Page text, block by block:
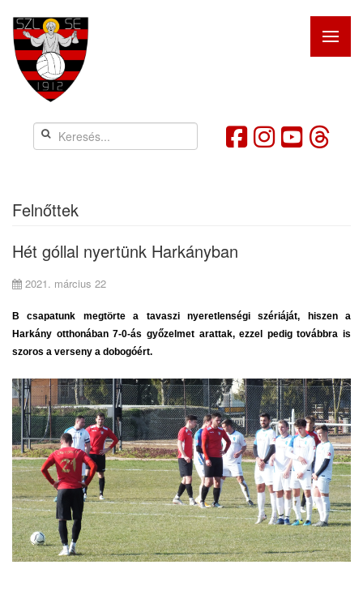
Felnőttek
Hét góllal nyertünk Harkányban
2021. március 22
B csapatunk megtörte a tavaszi nyeretlenségi szériáját, hiszen a
Harkány otthonában 7-0-ás győzelmet arattak, ezzel pedig továbbra is
szoros a verseny a dobogóért.